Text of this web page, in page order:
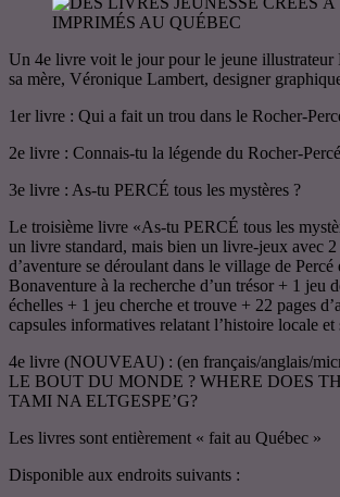
Un 4e livre voit le jour pour le jeune illustrateur
sa mère, Véronique Lambert, designer
1er livre : Qui a fait un trou dans le Rocher-
2e livre : Connais-tu la légende du Rocher-
3e livre : As-tu PERCÉ tous les mystères ?
Le troisième livre «As-tu PERCÉ tous les
un livre standard, mais bien un livre-jeux avec 2
d’aventure se déroulant dans le village de Percé
Bonaventure à la recherche d’un trésor + 1 jeu
échelles + 1 jeu cherche et trouve + 22 pages
capsules informatives relatant l’histoire locale et
4e livre (NOUVEAU) : (en français/anglais/
LE BOUT DU MONDE ? WHERE DOES
TAMI NA ELTGESPE’G?
Les livres sont entièrement « fait au Québec »
Disponible aux endroits suivants :